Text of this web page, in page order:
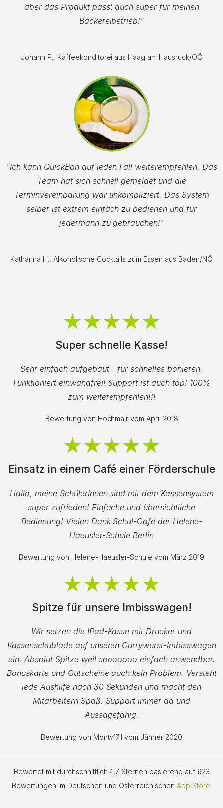
aber das Produkt passt auch super für meinen
Bäckereibetrieb!"
Johann P., Kaffeekonditorei aus Haag am Hausruck/OÖ
"Ich kann QuickBon auf jeden Fall weiterempfehlen. Das
Team hat sich schnell gemeldet und die
Terminvereinbarung war unkompliziert. Das System
selber ist extrem einfach zu bedienen und für
jedermann zu gebrauchen!"
Katharina H., Alkoholische Cocktails zum Essen aus Baden/NÖ
Super schnelle Kasse!
Sehr einfach aufgebaut - für schnelles bonieren.
Funktioniert einwandfrei! Support ist auch top! 100%
zum weiterempfehlen!!!
Bewertung von Hochmair vom April 2018
Einsatz in einem Café einer Förderschule
Hallo, meine SchülerInnen sind mit dem Kassensystem
super zufrieden! Einfache und übersichtliche
Bedienung! Vielen Dank Schul-Café der Helene-
Haeusler-Schule Berlin
Bewertung von Helene-Haeusler-Schule vom März 2019
Spitze für unsere Imbisswagen!
Wir setzen die IPad-Kasse mit Drucker und
Kassenschublade auf unseren Currywurst-Imbisswagen
ein. Absolut Spitze weil sooooooo einfach anwendbar.
Bonuskarte und Gutscheine auch kein Problem. Versteht
jede Aushilfe nach 30 Sekunden und macht den
Mitarbeitern Spaß. Support immer da und
Aussagefähig.
Bewertung von Monty171 vom Jänner 2020
Bewertet mit durchschnittlich 4,7 Sternen basierend auf 623
Bewertungen im Deutschen und Österreichischen App Store.